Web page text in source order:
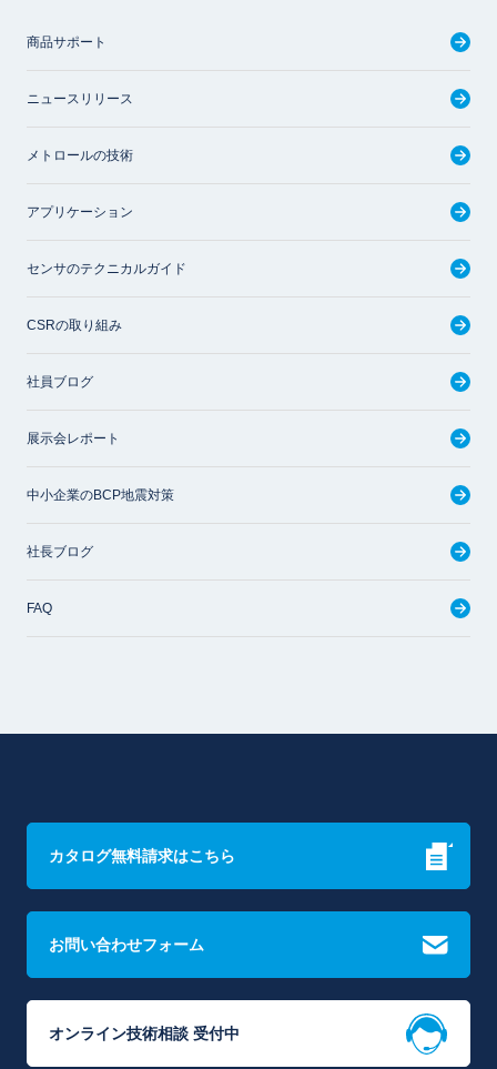
商品サポート
ニュースリリース
メトロールの技術
アプリケーション
センサのテクニカルガイド
CSRの取り組み
社員ブログ
展示会レポート
中小企業のBCP地震対策
社長ブログ
FAQ
カタログ無料請求はこちら
お問い合わせフォーム
オンライン技術相談 受付中